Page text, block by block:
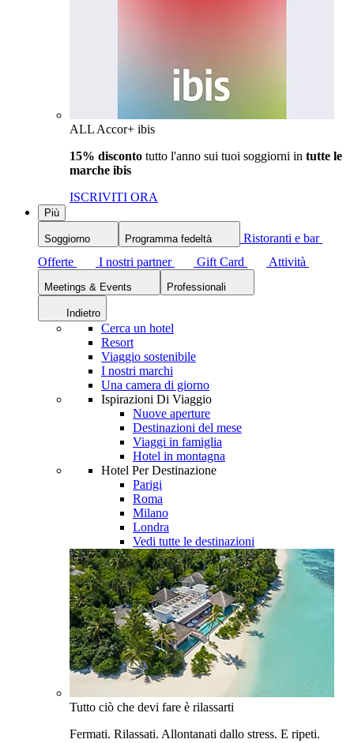
ALL Accor+ ibis
15% disconto tutto l'anno sui tuoi soggiorni in tutte le
marche ibis
ISCRIVITI ORA
Più
Soggiorno Programma fedeltà
Ristoranti e bar
Offerte
I nostri partner Gift Card Attività
Meetings & Events Professionali
Indietro
Cerca un hotel
Resort
Viaggio sostenibile
I nostri marchi
Una camera di giorno
Ispirazioni Di Viaggio
Nuove aperture
Destinazioni del mese
Viaggi in famiglia
Hotel in montagna
Hotel Per Destinazione
Parigi
Roma
Milano
Londra
Vedi tutte le destinazioni
Tutto ciò che devi fare è rilassarti
Fermati. Rilassati. Allontanati dallo stress. E ripeti.